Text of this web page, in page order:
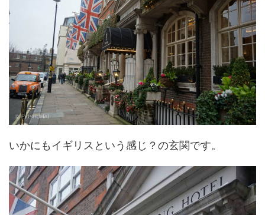
いかにもイギリスという感じ？の玄関です。